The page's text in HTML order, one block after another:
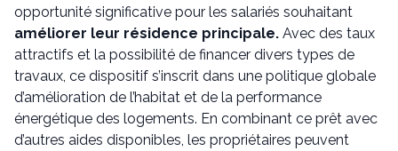
opportunité significative pour les salariés souhaitant
améliorer leur résidence principale. Avec des taux
attractifs et la possibilité de financer divers types de
travaux, ce dispositif s’inscrit dans une politique globale
d’amélioration de l’habitat et de la performance
énergétique des logements. En combinant ce prêt avec
d’autres aides disponibles, les propriétaires peuvent